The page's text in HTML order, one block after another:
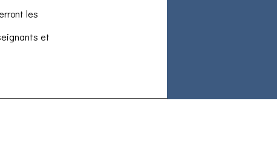
les
et